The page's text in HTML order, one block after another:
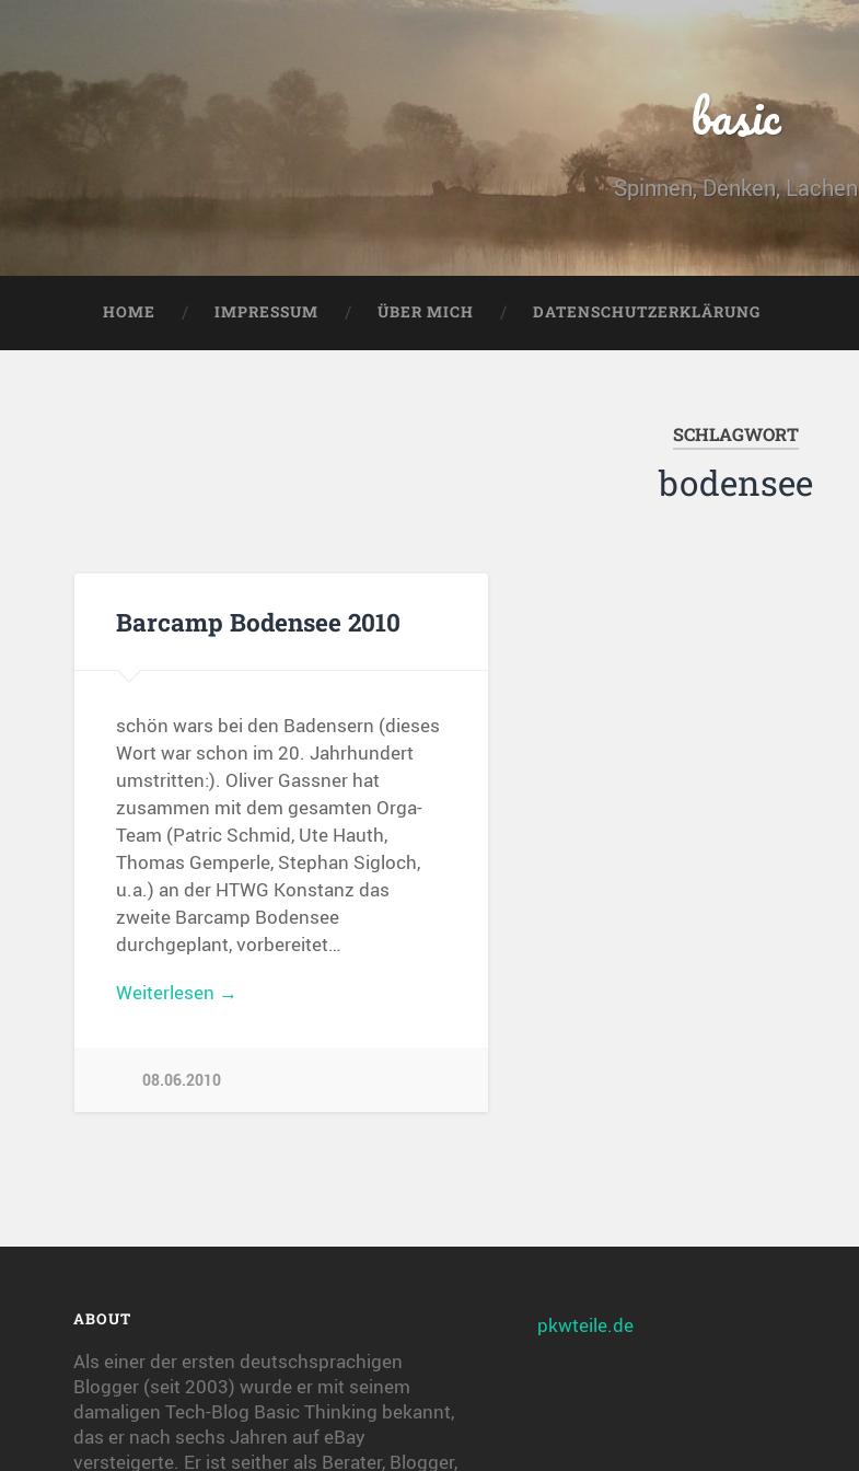
basic
Spinnen, Denken, Lachen
HOME IMPRESSUM ÜBER MICH DATENSCHUTZERKLÄRUNG
SCHLAGWORT
bodensee
Barcamp Bodensee 2010
schön wars bei den Badensern (dieses
Wort war schon im 20. Jahrhundert
umstritten:). Oliver Gassner hat
zusammen mit dem gesamten Orga-
Team (Patric Schmid, Ute Hauth,
Thomas Gemperle, Stephan Sigloch,
u.a.) an der HTWG Konstanz das
zweite Barcamp Bodensee
durchgeplant, vorbereitet…
Weiterlesen →
08.06.2010
ABOUT
Als einer der ersten deutschsprachigen
Blogger (seit 2003) wurde er mit seinem
damaligen Tech-Blog Basic Thinking bekannt,
das er nach sechs Jahren auf eBay
versteigerte. Er ist seither als Berater, Blogger,
pkwteile.de